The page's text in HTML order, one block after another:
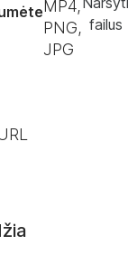
MP4,
PNG,
JPG
failus